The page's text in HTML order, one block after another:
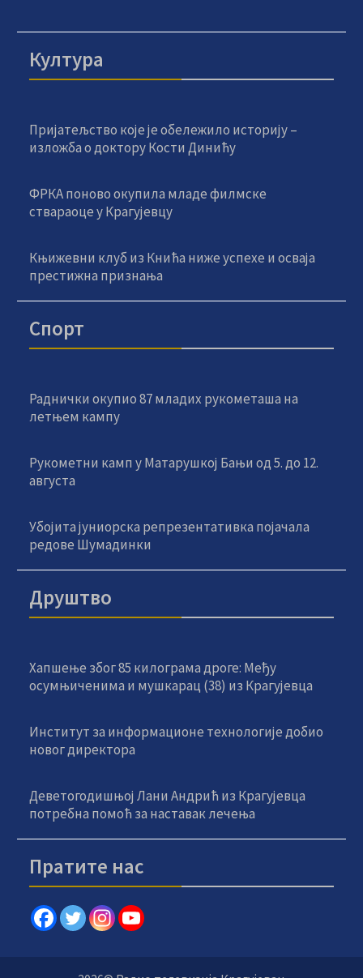
Култура
Пријатељство које је обележило историју –
изложба о доктору Кости Динићу
ФРКА поново окупила младе филмске
ствараоце у Крагујевцу
Књижевни клуб из Кнића ниже успехе и осваја
престижна признања
Спорт
Раднички окупио 87 младих рукометаша на
летњем кампу
Рукометни камп у Матарушкој Бањи од 5. до 12.
августа
Убојита јуниорска репрезентативка појачала
редове Шумадинки
Друштво
Хапшење због 85 килограма дроге: Међу
осумњиченима и мушкарац (38) из Крагујевца
Институт за информационе технологије добио
новог директора
Деветогодишњој Лани Андрић из Крагујевца
потребна помоћ за наставак лечења
Пратите нас